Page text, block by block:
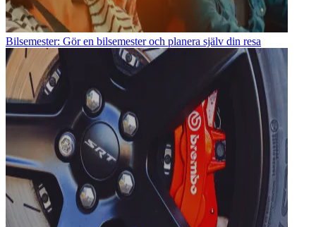
Bilsemester: Gör en bilsemester och planera själv din resa